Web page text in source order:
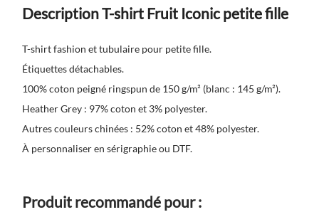
Description T-shirt Fruit Iconic petite fille
T-shirt fashion et tubulaire pour petite fille.
Étiquettes détachables.
100% coton peigné ringspun de 150 g/m² (blanc : 145 g/m²).
Heather Grey : 97% coton et 3% polyester.
Autres couleurs chinées : 52% coton et 48% polyester.
À personnaliser en sérigraphie ou DTF.
Produit recommandé pour :